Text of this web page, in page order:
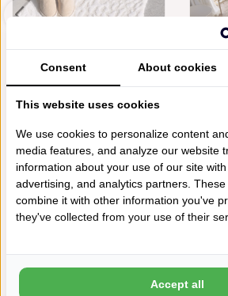
ABYSS HABIDECOR FLOW
BADMAT (103), 19...
Neem contact op over dit
Aan verlanglijst
Consent About cookies
This website uses cookies
We use cookies to personalize content
media features, and analyze our website
information about your use of our site with
advertising, and analytics partners.
combine it with other information you've
they've collected from your use of their
Accept all